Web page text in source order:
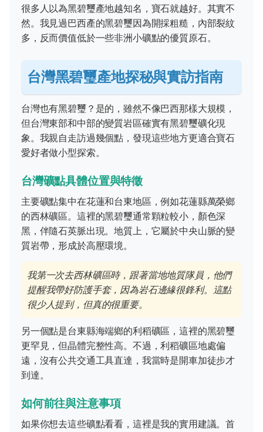
很多人以為黑碧璽產地越知名，寶石就越好。其實不
然。我見過巴西產的黑碧璽因為開採粗糙，內部裂紋
多，反而價值低於一些非洲小礦點的優質原石。
台灣黑碧璽產地探秘與實訪指南
台灣也有黑碧璽？是的，雖然不像巴西那樣大規模，
但台灣東部和中部的變質岩區確實有黑碧璽礦化現
象。我親自走訪過幾個點，發現這些地方更適合寶石
愛好者做小型探索。
台灣礦點具體位置與特徵
主要礦點集中在花蓮和台東地區，例如花蓮縣萬榮鄉
的西林礦區。這裡的黑碧璽通常顆粒較小，顏色深
黑，伴隨石英脈出現。地質上，它屬於中央山脈的變
質岩帶，形成於高壓環境。
我第一次去西林礦區時，跟著當地地質隊員，他們
提醒我帶好防護手套，因為岩石邊緣很鋒利。這點
很少人提到，但真的很重要。
另一個點是台東縣海端鄉的利稻礦區，這裡的黑碧璽
更罕見，但晶體完整性高。不過，利稻礦區地處偏
遠，沒有公共交通工具直達，我當時是開車加徒步才
到達。
如何前往與注意事項
如果你想去這些礦點看看，這裡是我的實用建議。首